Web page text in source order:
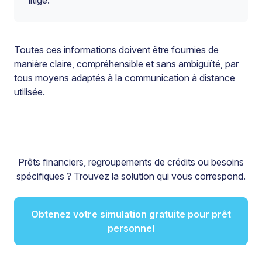
Toutes ces informations doivent être fournies de
manière claire, compréhensible et sans ambiguïté, par
tous moyens adaptés à la communication à distance
utilisée.
Prêts financiers, regroupements de crédits ou besoins
spécifiques ? Trouvez la solution qui vous correspond.
Obtenez votre simulation gratuite pour prêt
personnel